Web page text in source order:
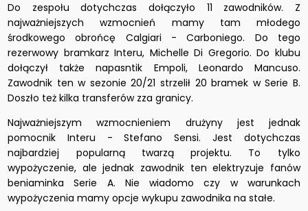
Do zespołu dotychczas dołączyło 11 zawodników. Z
najważniejszych wzmocnień mamy tam młodego
środkowego obrońcę Calgiari - Carboniego. Do tego
rezerwowy bramkarz Interu, Michelle Di Gregorio. Do klubu
dołączył także napasntik Empoli, Leonardo Mancuso.
Zawodnik ten w sezonie 20/21 strzelił 20 bramek w Serie B.
Doszło też kilka transferów zza granicy.
Najważniejszym wzmocnieniem drużyny jest jednak
pomocnik Interu - Stefano Sensi. Jest dotychczas
najbardziej popularną twarzą projektu. To tylko
wypożyczenie, ale jednak zawodnik ten elektryzuje fanów
beniaminka Serie A. Nie wiadomo czy w warunkach
wypożyczenia mamy opcje wykupu zawodnika na stałe.